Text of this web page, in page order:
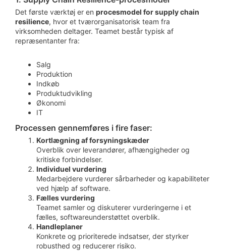
Det første værktøj er en procesmodel for supply chain
resilience, hvor et tværorganisatorisk team fra
virksomheden deltager. Teamet består typisk af
repræsentanter fra:
Salg
Produktion
Indkøb
Produktudvikling
Økonomi
IT
Processen gennemføres i fire faser:
Kortlægning af forsyningskæder
Overblik over leverandører, afhængigheder og
kritiske forbindelser.
Individuel vurdering
Medarbejdere vurderer sårbarheder og kapabiliteter
ved hjælp af software.
Fælles vurdering
Teamet samler og diskuterer vurderingerne i et
fælles, softwareunderstøttet overblik.
Handleplaner
Konkrete og prioriterede indsatser, der styrker
robusthed og reducerer risiko.